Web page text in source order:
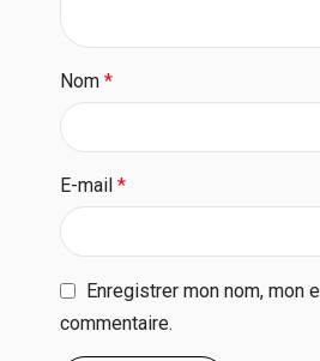
Nom *
E-mail *
Enregistrer mon nom, mon
commentaire.